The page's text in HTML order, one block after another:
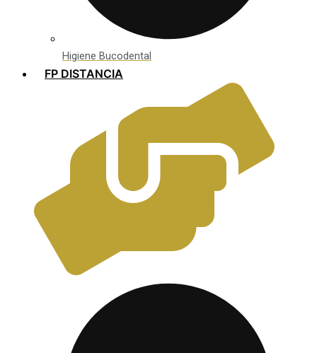
Higiene Bucodental
FP DISTANCIA